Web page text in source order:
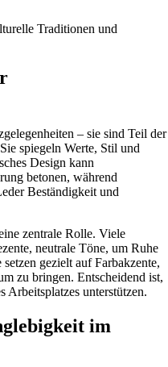
Traditionen und
– sie sind Teil der
spiegeln Werte, Stil und
Design kann
betonen, während
Beständigkeit und
zentrale Rolle. Viele
neutrale Töne, um Ruhe
gezielt auf Farbakzente,
zu bringen. Entscheidend ist,
Arbeitsplatzes unterstützen.
im